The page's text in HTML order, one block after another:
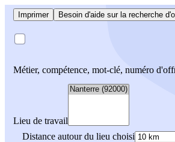
Imprimer Besoin d'aide sur la recherche
Métier, compétence, mot-clé, numéro
Lieu de travail
Distance autour du lieu choisi